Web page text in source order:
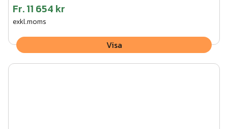
Fr.11 654 kr
exkl.moms
Visa